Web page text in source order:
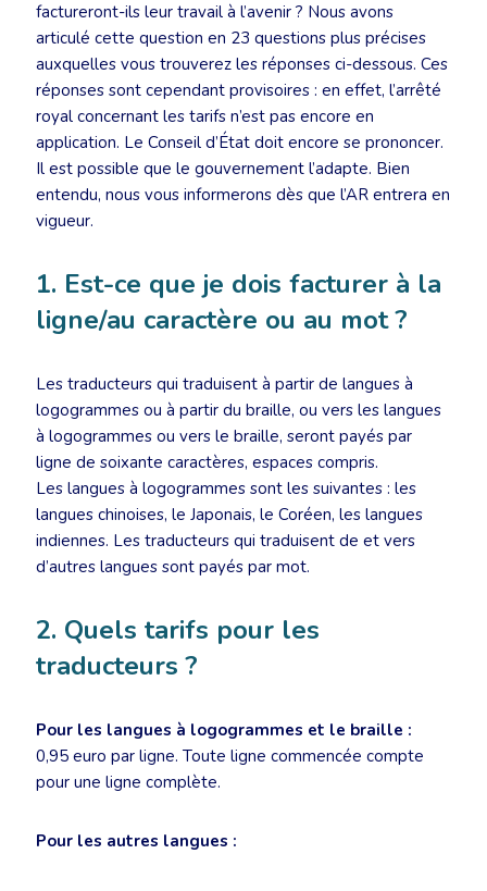
factureront-ils leur travail à l’avenir ? Nous avons
articulé cette question en 23 questions plus précises
auxquelles vous trouverez les réponses ci-dessous. Ces
réponses sont cependant provisoires : en effet, l’arrêté
royal concernant les tarifs n’est pas encore en
application. Le Conseil d’État doit encore se prononcer.
Il est possible que le gouvernement l’adapte. Bien
entendu, nous vous informerons dès que l’AR entrera en
vigueur.
1. Est-ce que je dois facturer à la
ligne/au caractère ou au mot ?
Les traducteurs qui traduisent à partir de langues à
logogrammes ou à partir du braille, ou vers les langues
à logogrammes ou vers le braille, seront payés par
ligne de soixante caractères, espaces compris.
Les langues à logogrammes sont les suivantes : les
langues chinoises, le Japonais, le Coréen, les langues
indiennes. Les traducteurs qui traduisent de et vers
d’autres langues sont payés par mot.
2. Quels tarifs pour les
traducteurs ?
Pour les langues à logogrammes et le braille :
0,95 euro par ligne. Toute ligne commencée compte
pour une ligne complète.
Pour les autres langues :